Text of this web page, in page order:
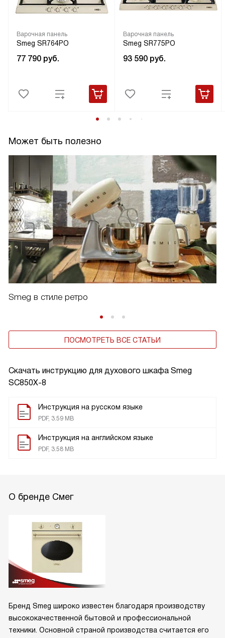
Скачать инструкцию для духового шкафа Smeg
SC850X-8
Инструкция на русском языке
PDF, 3.59 MB
Инструкция на английском языке
PDF, 3.58 MB
Варочная панель
Smeg SR764PO
77 790 руб.
Варочная панель
Smeg SR775PO
93 590 руб.
Может быть полезно
Smeg в стиле ретро
ПОСМОТРЕТЬ ВСЕ СТАТЬИ
О бренде Смег
Бренд Smeg широко известен благодаря производству
высококачественной бытовой и профессиональной
техники. Основной страной производства считается его